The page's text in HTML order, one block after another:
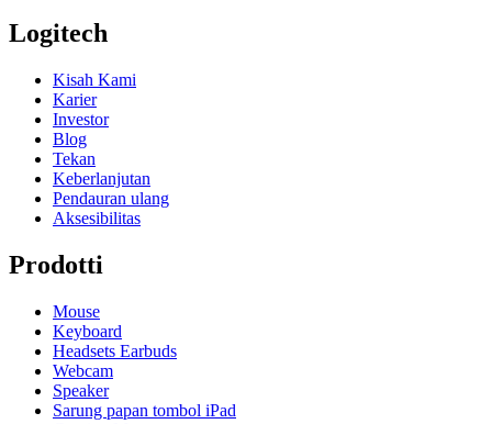
Logitech
Kisah Kami
Karier
Investor
Blog
Tekan
Keberlanjutan
Pendauran ulang
Aksesibilitas
Prodotti
Mouse
Keyboard
Headsets Earbuds
Webcam
Speaker
Sarung papan tombol iPad